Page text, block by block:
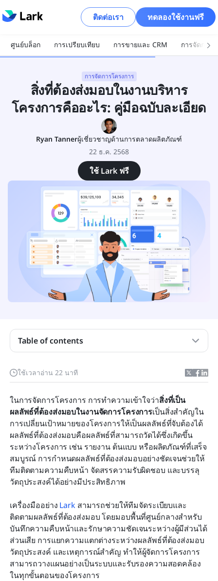
ติดต่อเรา ทดลองใช้งานฟรี
ศูนย์บล็อก การเปรียบเทียบ การขายและ CRM การจัดการ
การจัดการโครงการ
สิ่งที่ต้องส่งมอบในงานบริหาร
โครงการคืออะไร: คู่มือฉบับละเอียด
Ryan Tannerผู้เชี่ยวชาญด้านการตลาดผลิตภัณฑ์
22 ธ.ค. 2568
ใช้ Lark ฟรี
ใช้เวลาอ่าน 22 นาที
ในการจัดการโครงการ การทำความเข้าใจว่าสิ่งที่เป็น
ผลลัพธ์ที่ต้องส่งมอบในงานจัดการโครงการเป็นสิ่งสำคัญใน
การเปลี่ยนเป้าหมายของโครงการให้เป็นผลลัพธ์ที่จับต้องได้
ผลลัพธ์ที่ต้องส่งมอบคือผลลัพธ์ที่สามารถวัดได้ซึ่งเกิดขึ้น
ระหว่างโครงการ เช่น รายงาน ต้นแบบ หรือผลิตภัณฑ์ที่เสร็จ
สมบูรณ์ การกำหนดผลลัพธ์ที่ต้องส่งมอบอย่างชัดเจนช่วยให้
ทีมติดตามความคืบหน้า จัดสรรความรับผิดชอบ และบรรลุ
วัตถุประสงค์ได้อย่างมีประสิทธิภาพ
เครื่องมืออย่าง Lark สามารถช่วยให้ทีมจัดระเบียบและ
ติดตามผลลัพธ์ที่ต้องส่งมอบ โดยมอบพื้นที่ศูนย์กลางสำหรับ
บันทึกความคืบหน้าและรักษาความชัดเจนระหว่างผู้มีส่วนได้
ส่วนเสีย การแยกความแตกต่างระหว่างผลลัพธ์ที่ต้องส่งมอบ
วัตถุประสงค์ และเหตุการณ์สำคัญ ทำให้ผู้จัดการโครงการ
สามารถวางแผนอย่างเป็นระบบและรับรองความสอดคล้อง
ในทุกขั้นตอนของโครงการ
Table of contents
สิ่งที่ต้องส่งมอบในด้านการจัดการโครงการคืออะไร?
ประเภทของผลลัพธ์โครงการ
ผลลัพธ์ที่ต้องส่งมอบ กับ วัตถุประสงค์ กับ เหตุการณ์
โครงการ
การฝึกปฏิบัติในสถานการณ์จริง: ทีมใช้ Lark เพื่อส่ง
มอบโครงการได้รวดเร็วยิ่งขึ้น
ประโยชน์ของการจัดการสิ่งที่ต้องส่งมอบใน Lark
บทสรุป
คำถามที่พบบ่อย
การอ่านที่เกี่ยวข้อง